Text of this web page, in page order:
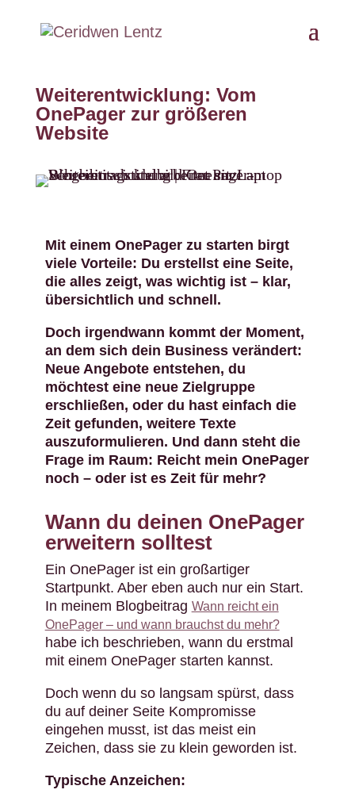
Weiterentwicklung: Vom
OnePager zur größeren
Website
Mit einem OnePager zu starten birgt
viele Vorteile: Du erstellst eine Seite,
die alles zeigt, was wichtig ist – klar,
übersichtlich und schnell.
Doch irgendwann kommt der Moment,
an dem sich dein Business verändert:
Neue Angebote entstehen, du
möchtest eine neue Zielgruppe
erschließen, oder du hast einfach die
Zeit gefunden, weitere Texte
auszuformulieren. Und dann steht die
Frage im Raum: Reicht mein OnePager
noch – oder ist es Zeit für mehr?
Wann du deinen OnePager
erweitern solltest
Ein OnePager ist ein großartiger
Startpunkt. Aber eben auch nur ein Start.
In meinem Blogbeitrag Wann reicht ein
OnePager – und wann brauchst du mehr?
habe ich beschrieben, wann du erstmal
mit einem OnePager starten kannst.
Doch wenn du so langsam spürst, dass
du auf deiner Seite Kompromisse
eingehen musst, ist das meist ein
Zeichen, dass sie zu klein geworden ist.
Typische Anzeichen: